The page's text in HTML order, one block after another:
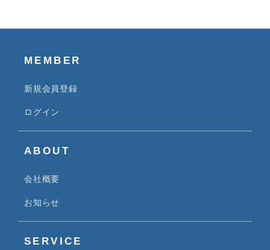
MEMBER
新規会員登録
ログイン
ABOUT
会社概要
お知らせ
SERVICE